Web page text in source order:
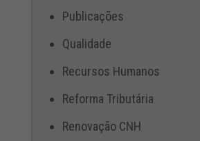
Publicações
Qualidade
Recursos Humanos
Reforma Tributária
Renovação CNH